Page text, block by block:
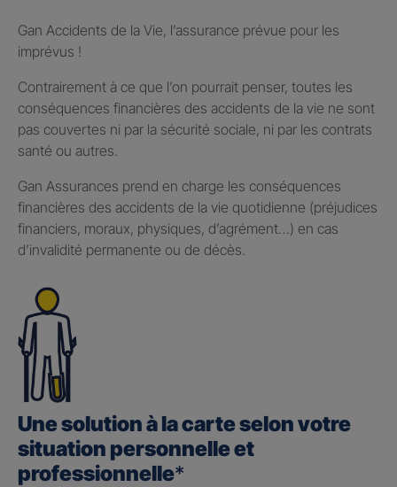
Gan Accidents de la Vie, l’assurance prévue pour les
imprévus !
Contrairement à ce que l’on pourrait penser, toutes les
conséquences financières des accidents de la vie ne sont
pas couvertes ni par la sécurité sociale, ni par les contrats
santé ou autres.
Gan Assurances prend en charge les conséquences
financières des accidents de la vie quotidienne (préjudices
financiers, moraux, physiques, d’agrément…) en cas
d’invalidité permanente ou de décès.
Une solution à la carte selon votre
situation personnelle et
professionnelle*